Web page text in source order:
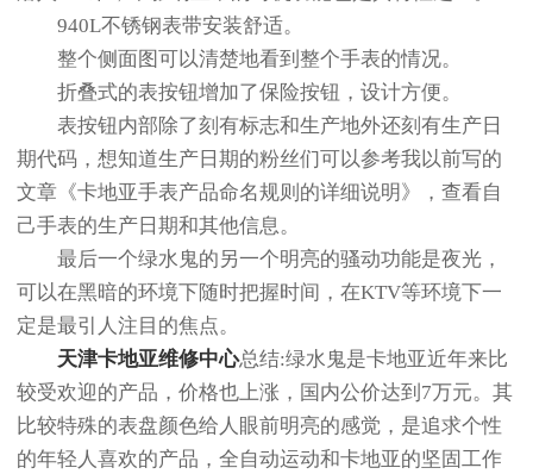
940L不锈钢表带安装舒适。
整个侧面图可以清楚地看到整个手表的情况。
折叠式的表按钮增加了保险按钮，设计方便。
表按钮内部除了刻有标志和生产地外还刻有生产日
期代码，想知道生产日期的粉丝们可以参考我以前写的
文章《卡地亚手表产品命名规则的详细说明》，查看自
己手表的生产日期和其他信息。
最后一个绿水鬼的另一个明亮的骚动功能是夜光，
可以在黑暗的环境下随时把握时间，在KTV等环境下一
定是最引人注目的焦点。
天津卡地亚维修中心总结:绿水鬼是卡地亚近年来比
较受欢迎的产品，价格也上涨，国内公价达到7万元。其
比较特殊的表盘颜色给人眼前明亮的感觉，是追求个性
的年轻人喜欢的产品，全自动运动和卡地亚的坚固工作